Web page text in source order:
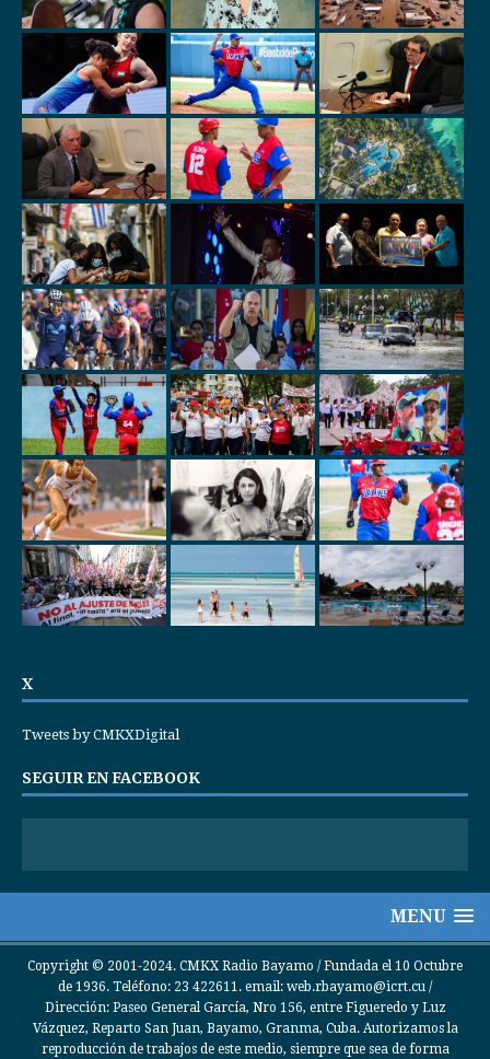
X
Tweets by CMKXDigital
SEGUIR EN FACEBOOK
MENU
Copyright © 2001-2024. CMKX Radio Bayamo / Fundada el 10 Octubre
de 1936. Teléfono: 23 422611. email: web.rbayamo@icrt.cu /
Dirección: Paseo General García, Nro 156, entre Figueredo y Luz
Vázquez, Reparto San Juan, Bayamo, Granma, Cuba. Autorizamos la
reproducción de trabajos de este medio, siempre que sea de forma